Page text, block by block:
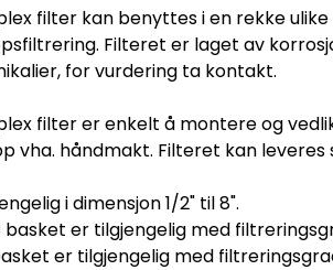
filter kan benyttes i en rekke
Filteret er laget av
for vurdering ta kontakt.
filter er enkelt å montere og
vha. håndmakt. Filteret kan
i dimensjon 1/2" til 8".
basket er tilgjengelig med
er tilgjengelig med